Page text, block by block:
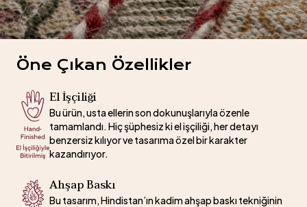
Öne Çıkan Özellikler
El İşçiliği
Bu ürün, usta ellerin son dokunuşlarıyla özenle
tamamlandı. Hiç şüphesiz ki el işçiliği, her detayı
benzersiz kılıyor ve tasarıma özel bir karakter
kazandırıyor.
Ahşap Baskı
Bu tasarım, Hindistan’ın kadim ahşap baskı tekniğinin